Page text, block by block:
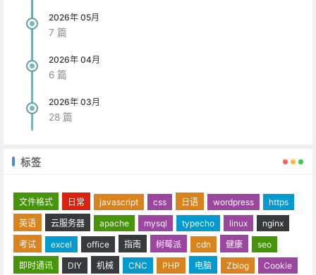
2026年 05月
7 篇
2026年 04月
6 篇
2026年 03月
28 篇
标签
文件格式 日常 javascript css 日语 wordpress
https
英语
云服务器 apache mysql typecho linux
nginx
考试
excel office 指南 树莓派 cdn 健康
seo
即时通讯
DIY 机械 CNC PHP 电脑 Zblog
Cookie